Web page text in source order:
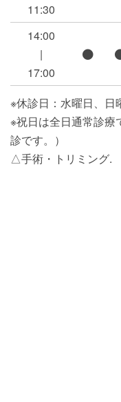
11:30
14:00
|
17:00
※休診日：水曜日、日
※祝日は全日通常診療
診です。）
△手術・トリミング.